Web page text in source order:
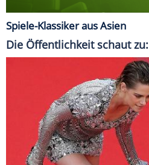
Spiele-Klassiker aus Asien
Die Öffentlichkeit schaut zu: